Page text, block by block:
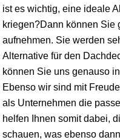
ist es wichtig, eine ideale
kriegen?Dann können Sie
aufnehmen. Sie werden
Alternative für den
können Sie uns genauso
Ebenso wir sind mit
als Unternehmen die
helfen Ihnen somit dabei,
schauen, was ebenso